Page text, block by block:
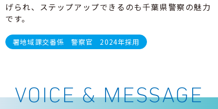
げられ、ステップアップできるのも千葉県警察の魅力
です。
署地域課交番係 警察官 2024年採用
VOICE & MESSAGE